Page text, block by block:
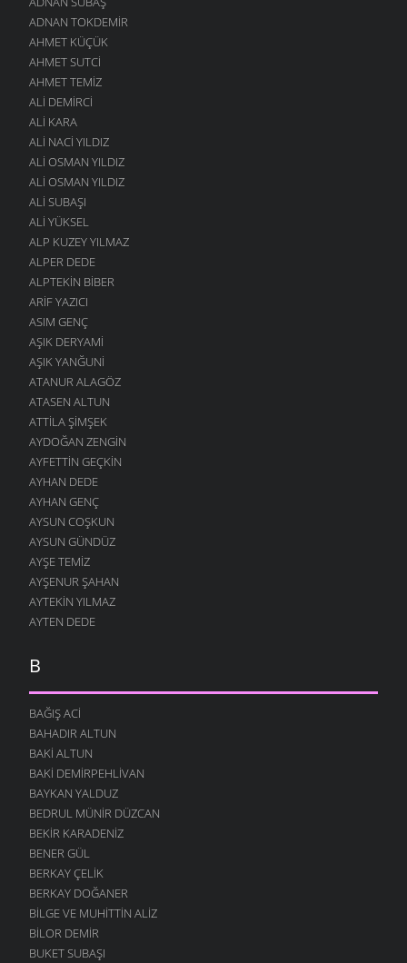
ADNAN TOKDEMIR
AHMET KÜÇÜK
AHMET SUTCI
AHMET TEMIZ
ALI DEMIRCI
ALI KARA
ALI NACI YILDIZ
ALI OSMAN YILDIZ
ALI OSMAN YILDIZ
ALI SUBAŞI
ALI YÜKSEL
ALP KUZEY YILMAZ
ALPER DEDE
ALPTEKIN BIBER
ARIF YAZICI
ASIM GENÇ
AŞIK DERYAMI
AŞIK YANĞUNI
ATANUR ALAGÖZ
ATASEN ALTUN
ATTILA ŞIMŞEK
AYDOĞAN ZENGIN
AYFETTIN GEÇKIN
AYHAN DEDE
AYHAN GENÇ
AYSUN COŞKUN
AYSUN GÜNDÜZ
AYŞE TEMIZ
AYŞENUR ŞAHAN
AYTEKIN YILMAZ
AYTEN DEDE
B
BAĞIŞ ACI
BAHADIR ALTUN
BAKI ALTUN
BAKI DEMIRPEHLIVAN
BAYKAN YALDUZ
BEDRUL MÜNIR DÜZCAN
BEKIR KARADENIZ
BENER GÜL
BERKAY ÇELIK
BERKAY DOĞANER
BILGE VE MUHITTIN ALIZ
BILOR DEMIR
BUKET SUBAŞI